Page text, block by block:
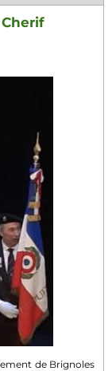
de Brignoles